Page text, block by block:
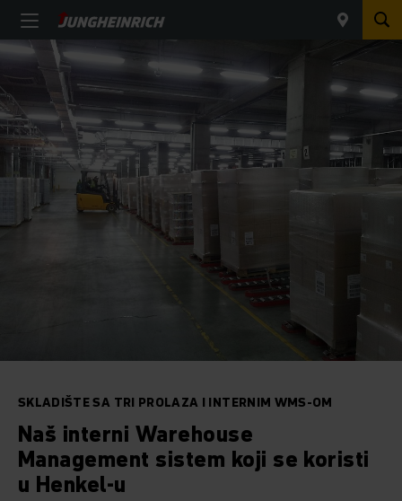
SKLADIŠTE SA TRI PROLAZA I INTERNIM WMS-OM
Naš interni Warehouse
Management sistem koji se koristi
u Henkel-u